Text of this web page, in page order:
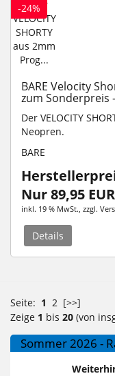
-24%
BARE Velocity
zum Sonderpreis
Der VELOCITY
Neopren.
BARE
Nur 89,95 EUR
inkl. 19 % MwSt. , zzgl.
Details
Seite: 1 2 [>>]
Zeige 1 bis 20 (von
Sommer 2026 -